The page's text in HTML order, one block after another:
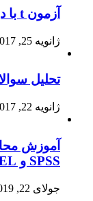
آزمون t با دو نمونه مستقل به زبان ساده
ژانویه 25, 2017
تحلیل
ژانویه 22, 2017
SPSS و EXCEL
جولای 22, 2019